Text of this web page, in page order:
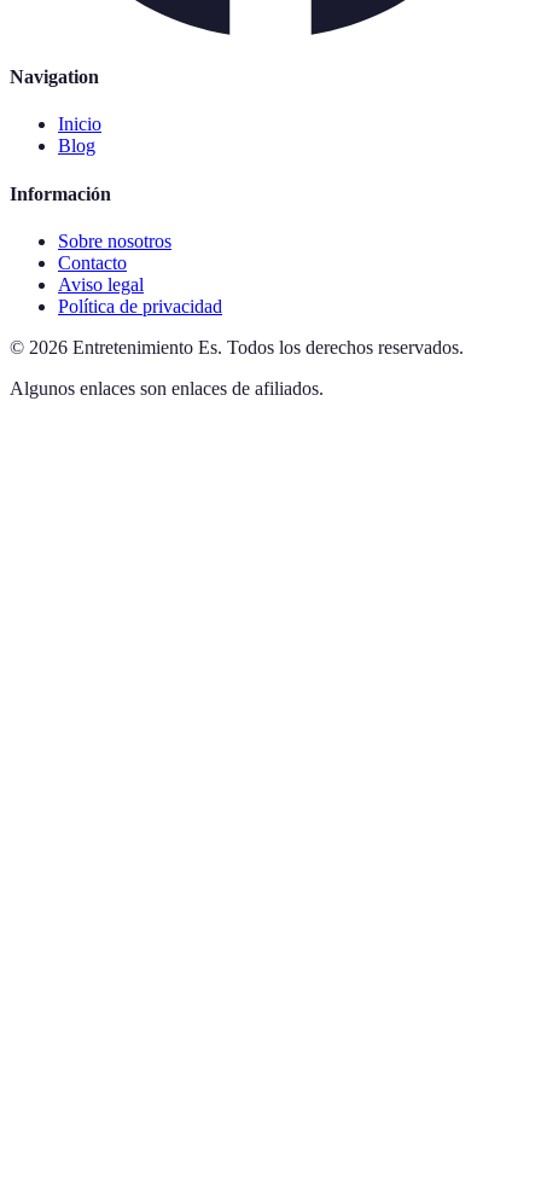
Navigation
Inicio
Blog
Información
Sobre nosotros
Contacto
Aviso legal
Política de privacidad
© 2026 Entretenimiento Es. Todos los derechos reservados.
Algunos enlaces son enlaces de afiliados.